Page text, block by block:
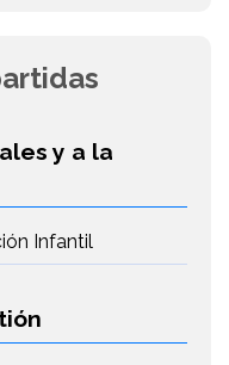
y a la
Infantil